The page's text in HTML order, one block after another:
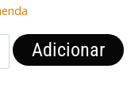
Adicionar